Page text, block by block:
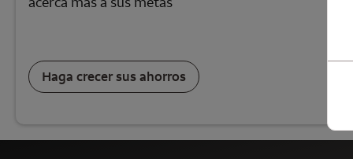
Haga crecer sus ahorros